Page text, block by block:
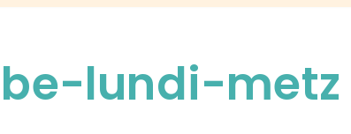
lundi-metz